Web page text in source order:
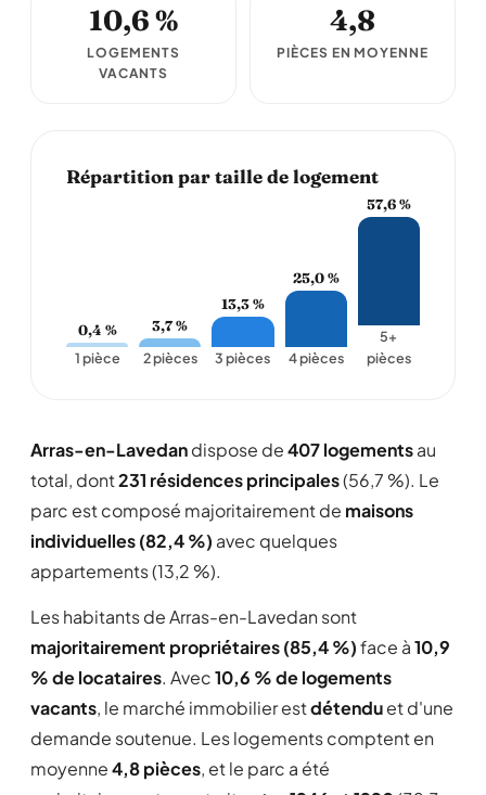
10,6 %
LOGEMENTS
VACANTS
4,8
PIÈCES EN MOYENNE
Répartition par taille de logement
0,4 %
1 pièce
3,7 %
2 pièces
13,3 %
3 pièces
25,0 %
4 pièces
57,6 %
5+
pièces
Arras-en-Lavedandispose de407 logementsau
total, dont231 résidences principales(56,7 %). Le
parc est composé majoritairement de maisons
individuelles (82,4 %) avec quelques
appartements (13,2 %).
Les habitants de Arras-en-Lavedan sont
majoritairement propriétaires (85,4 %)face à10,9
% de locataires. Avec10,6 % de logements
vacants, le marché immobilier estdétenduet d'une
demande soutenue. Les logements comptent en
moyenne4,8 pièces, et le parc a été